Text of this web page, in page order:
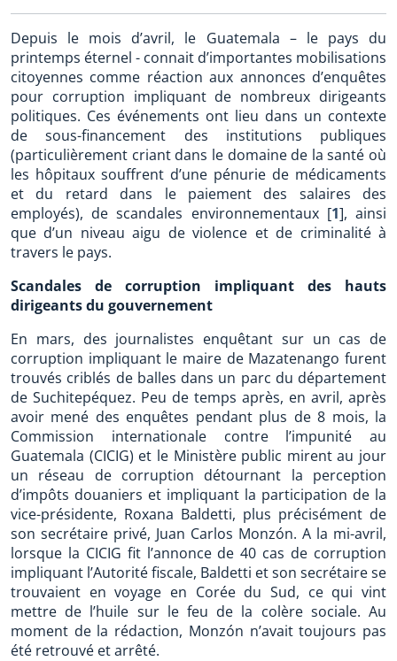
Depuis le mois d’avril, le Guatemala – le pays du
printemps éternel - connait d’importantes mobilisations
citoyennes comme réaction aux annonces d’enquêtes
pour corruption impliquant de nombreux dirigeants
politiques. Ces événements ont lieu dans un contexte
de sous-financement des institutions publiques
(particulièrement criant dans le domaine de la santé où
les hôpitaux souffrent d’une pénurie de médicaments
et du retard dans le paiement des salaires des
employés), de scandales environnementaux[1], ainsi
que d’un niveau aigu de violence et de criminalité à
travers le pays.
Scandales de corruption impliquant des hauts
dirigeants du gouvernement
En mars, des journalistes enquêtant sur un cas de
corruption impliquant le maire de Mazatenango furent
trouvés criblés de balles dans un parc du département
de Suchitepéquez. Peu de temps après, en avril, après
avoir mené des enquêtes pendant plus de 8 mois, la
Commission internationale contre l’impunité au
Guatemala (CICIG) et le Ministère public mirent au jour
un réseau de corruption détournant la perception
d’impôts douaniers et impliquant la participation de la
vice-présidente, Roxana Baldetti, plus précisément de
son secrétaire privé, Juan Carlos Monzón. A la mi-avril,
lorsque la CICIG fit l’annonce de 40 cas de corruption
impliquant l’Autorité fiscale, Baldetti et son secrétaire se
trouvaient en voyage en Corée du Sud, ce qui vint
mettre de l’huile sur le feu de la colère sociale. Au
moment de la rédaction, Monzón n’avait toujours pas
été retrouvé et arrêté.